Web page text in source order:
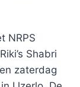
NRPS
Shabri
zaterdag